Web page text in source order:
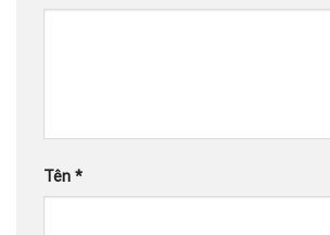
Tên *